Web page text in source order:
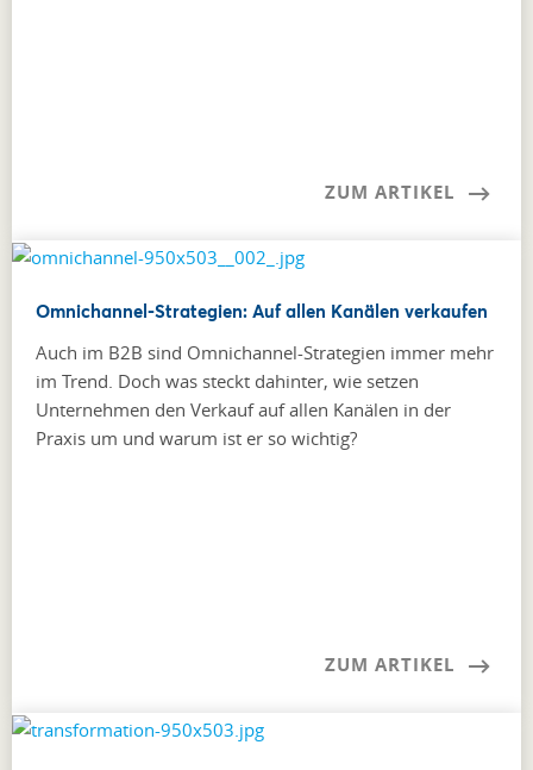
ZUM ARTIKEL
Omnichannel-Strategien: Auf allen Kanälen verkaufen
Auch im B2B sind Omnichannel-Strategien immer mehr
im Trend. Doch was steckt dahinter, wie setzen
Unternehmen den Verkauf auf allen Kanälen in der
Praxis um und warum ist er so wichtig?
ZUM ARTIKEL